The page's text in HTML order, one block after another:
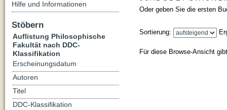
Oder geben Sie die ersten
Sortierung:
Für diese Browse-Ansicht
Hilfe und Informationen
Stöbern
Auflistung Philosophische
Fakultät nach DDC-
Klassifikation
Erscheinungsdatum
Autoren
Titel
DDC-Klassifikation